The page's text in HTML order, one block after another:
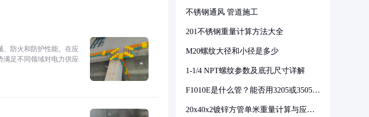
、防火和防护性能。在应
满足不同领域对电力供应
不锈钢通风 管道施工
201不锈钢重量计算方法大全
M20螺纹大径和小径是多少
1-1/4 NPT螺纹参数及底孔尺寸详解
F1010E是什么管？能否用3205或3505代
20x40x2镀锌方管单米重量计算与应用